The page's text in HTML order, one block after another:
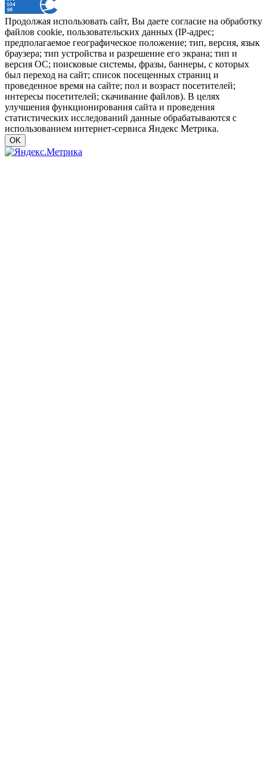
Продолжая использовать сайт, Вы даете согласие на обработку
файлов cookie, пользовательских данных (IP-адрес;
предполагаемое географическое положение; тип, версия, язык
браузера; тип устройства и разрешение его экрана; тип и
версия ОС; поисковые системы, фразы, баннеры, с которых
был переход на сайт; список посещенных страниц и
проведенное время на сайте; пол и возраст посетителей;
интересы посетителей; скачивание файлов). В целях
улучшения функционирования сайта и проведения
статистических исследований данные обрабатываются с
использованием интернет-сервиса Яндекс Метрика.
OK